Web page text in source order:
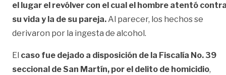
el lugar el revólver con el cual el hombre atentó
su vida y la de su pareja.Al parecer, los hechos se
derivaron por la ingesta de alcohol.
El caso fue dejado a disposición de la Fiscalía No. 39
seccional de San Martín, por el delito de homicidio,